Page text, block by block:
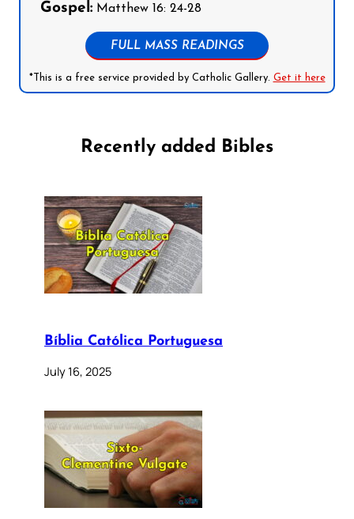
Gospel: Matthew 16: 24-28
FULL MASS READINGS
*This is a free service provided by Catholic Gallery. Get it here
Recently added Bibles
Bíblia Católica Portuguesa
July 16, 2025